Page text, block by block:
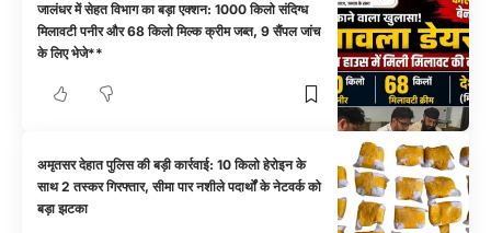
जालंधर में सेहत विभाग का बड़ा एक्शन: 1000 किलो संदिग्ध
मिलावटी पनीर और 68 किलो मिल्क क्रीम जब्त, 9 सैंपल जांच
के लिए भेजे**
अमृतसर देहात पुलिस की बड़ी कार्रवाई: 10 किलो हेरोइन के
साथ 2 तस्कर गिरफ्तार, सीमा पार नशीले पदार्थों के नेटवर्क को
बड़ा झटका